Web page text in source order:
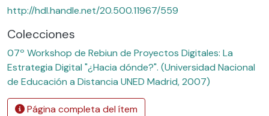
http://hdl.handle.net/20.500.11967/559
Colecciones
07º Workshop de Rebiun de Proyectos Digitales: La
Estrategia Digital "¿Hacia dónde?". (Universidad Nacional
de Educación a Distancia UNED Madrid, 2007)
Página completa del ítem